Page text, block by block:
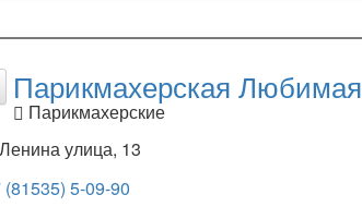
Парикмахерская Любимая
Парикмахерские
Ленина улица, 13
(81535) 5-09-90